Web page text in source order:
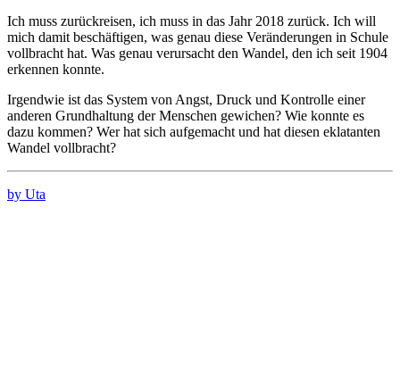
Ich muss zurückreisen, ich muss in das Jahr 2018 zurück. Ich will
mich damit beschäftigen, was genau diese Veränderungen in Schule
vollbracht hat. Was genau verursacht den Wandel, den ich seit 1904
erkennen konnte.
Irgendwie ist das System von Angst, Druck und Kontrolle einer
anderen Grundhaltung der Menschen gewichen? Wie konnte es
dazu kommen? Wer hat sich aufgemacht und hat diesen eklatanten
Wandel vollbracht?
by Uta